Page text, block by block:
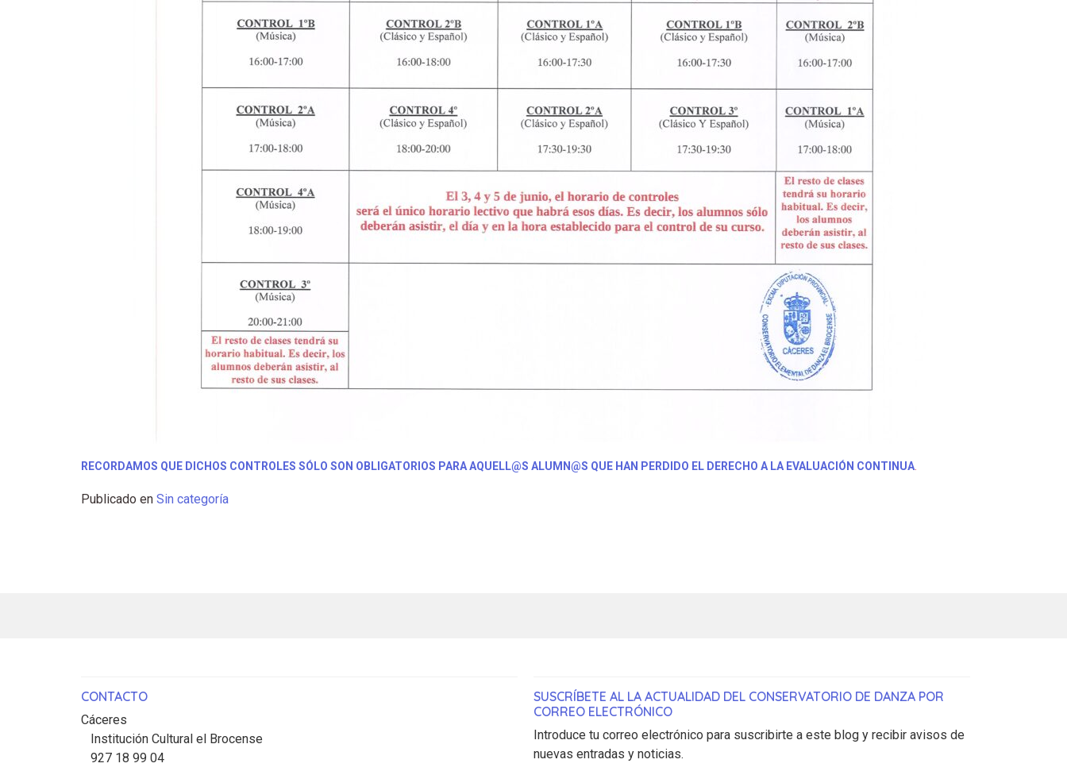
RECORDAMOS QUE DICHOS CONTROLES SÓLO SON OBLIGATORIOS PARA AQUELL@S ALUMN@S QUE HAN PERDIDO EL DERECHO A LA EVALUACIÓN CONTINUA
Publicado en Sin categoría
CONTACTO
Cáceres
Institución Cultural el Brocense
927 18 99 04
SUSCRÍBETE AL LA ACTUALIDAD DEL CONSERVATORIO DE DANZA POR
CORREO ELECTRÓNICO
Introduce tu correo electrónico para suscribirte a este blog y recibir avisos de
nuevas entradas y noticias.